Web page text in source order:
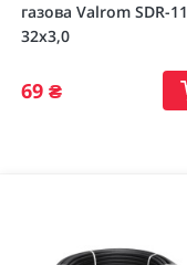
газова Valrom SDR-11
32х3,0
69 ₴